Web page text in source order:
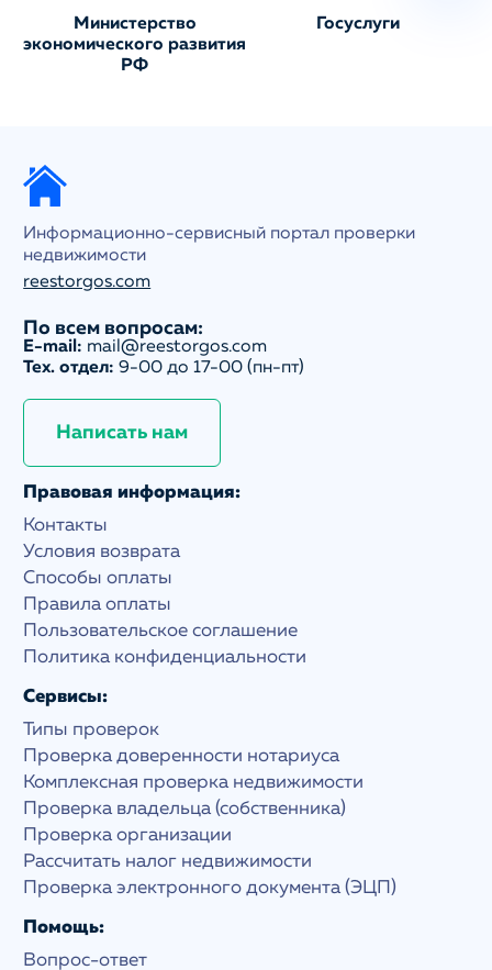
Министерство
экономического развития
РФ
Госуслуги
Информационно-сервисный портал проверки
недвижимости
reestorgos.com
По всем вопросам:
E-mail: mail@reestorgos.com
Тех. отдел: 9-00 до 17-00 (пн-пт)
Написать нам
Правовая информация:
Контакты
Условия возврата
Способы оплаты
Правила оплаты
Пользовательское соглашение
Политика конфиденциальности
Сервисы:
Типы проверок
Проверка доверенности нотариуса
Комплексная проверка недвижимости
Проверка владельца (собственника)
Проверка организации
Рассчитать налог недвижимости
Проверка электронного документа (ЭЦП)
Помощь:
Вопрос-ответ